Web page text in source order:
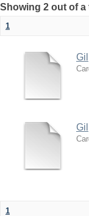
Showing 2 out of
1
1